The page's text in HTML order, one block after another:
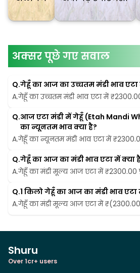
अक्सर पूछे गए सवाल
Q.गेहूँ का आज का उच्चतम मंडी भाव एटा
A.गेहूँ का उच्चतम मंडी भाव एटा में
Q.आज एटा मंडी में गेहूँ (Etah Mandi
का न्यूनतम भाव क्या है?
A.गेहूँ का न्यूनतम मंडी भाव एटा में
Q.गेहूँ का आज का मंडी भाव एटा में क्या
A.गेहूँ का मंडी मूल्य आज एटा में ₹2300.00
Q.1 किलो गेहूँ का आज का मंडी भाव एटा
A.गेहूँ का मंडी मूल्य आज एटा में
Shuru
Over 1cr+ users